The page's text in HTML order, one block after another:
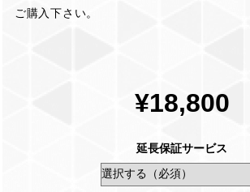
ご購入下さい。
¥18,800
延長保証サービス